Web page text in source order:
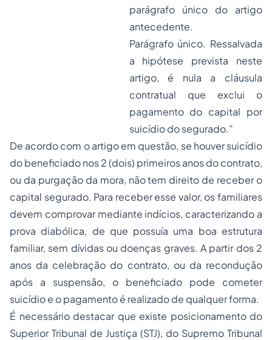
parágrafo único do artigo
antecedente.
Parágrafo único. Ressalvada
a hipótese prevista neste
artigo, é nula a cláusula
contratual que exclui o
pagamento do capital por
suicídio do segurado.”
De acordo com o artigo em questão, se houver suicídio
do beneficiado nos 2 (dois) primeiros anos do contrato,
ou da purgação da mora, não tem direito de receber o
capital segurado. Para receber esse valor, os familiares
devem comprovar mediante indícios, caracterizando a
prova diabólica, de que possuía uma boa estrutura
familiar, sem dívidas ou doenças graves. A partir dos 2
anos da celebração do contrato, ou da recondução
após a suspensão, o beneficiado pode cometer
suicídio e o pagamento é realizado de qualquer forma.
É necessário destacar que existe posicionamento do
Superior Tribunal de Justiça (STJ), do Supremo Tribunal